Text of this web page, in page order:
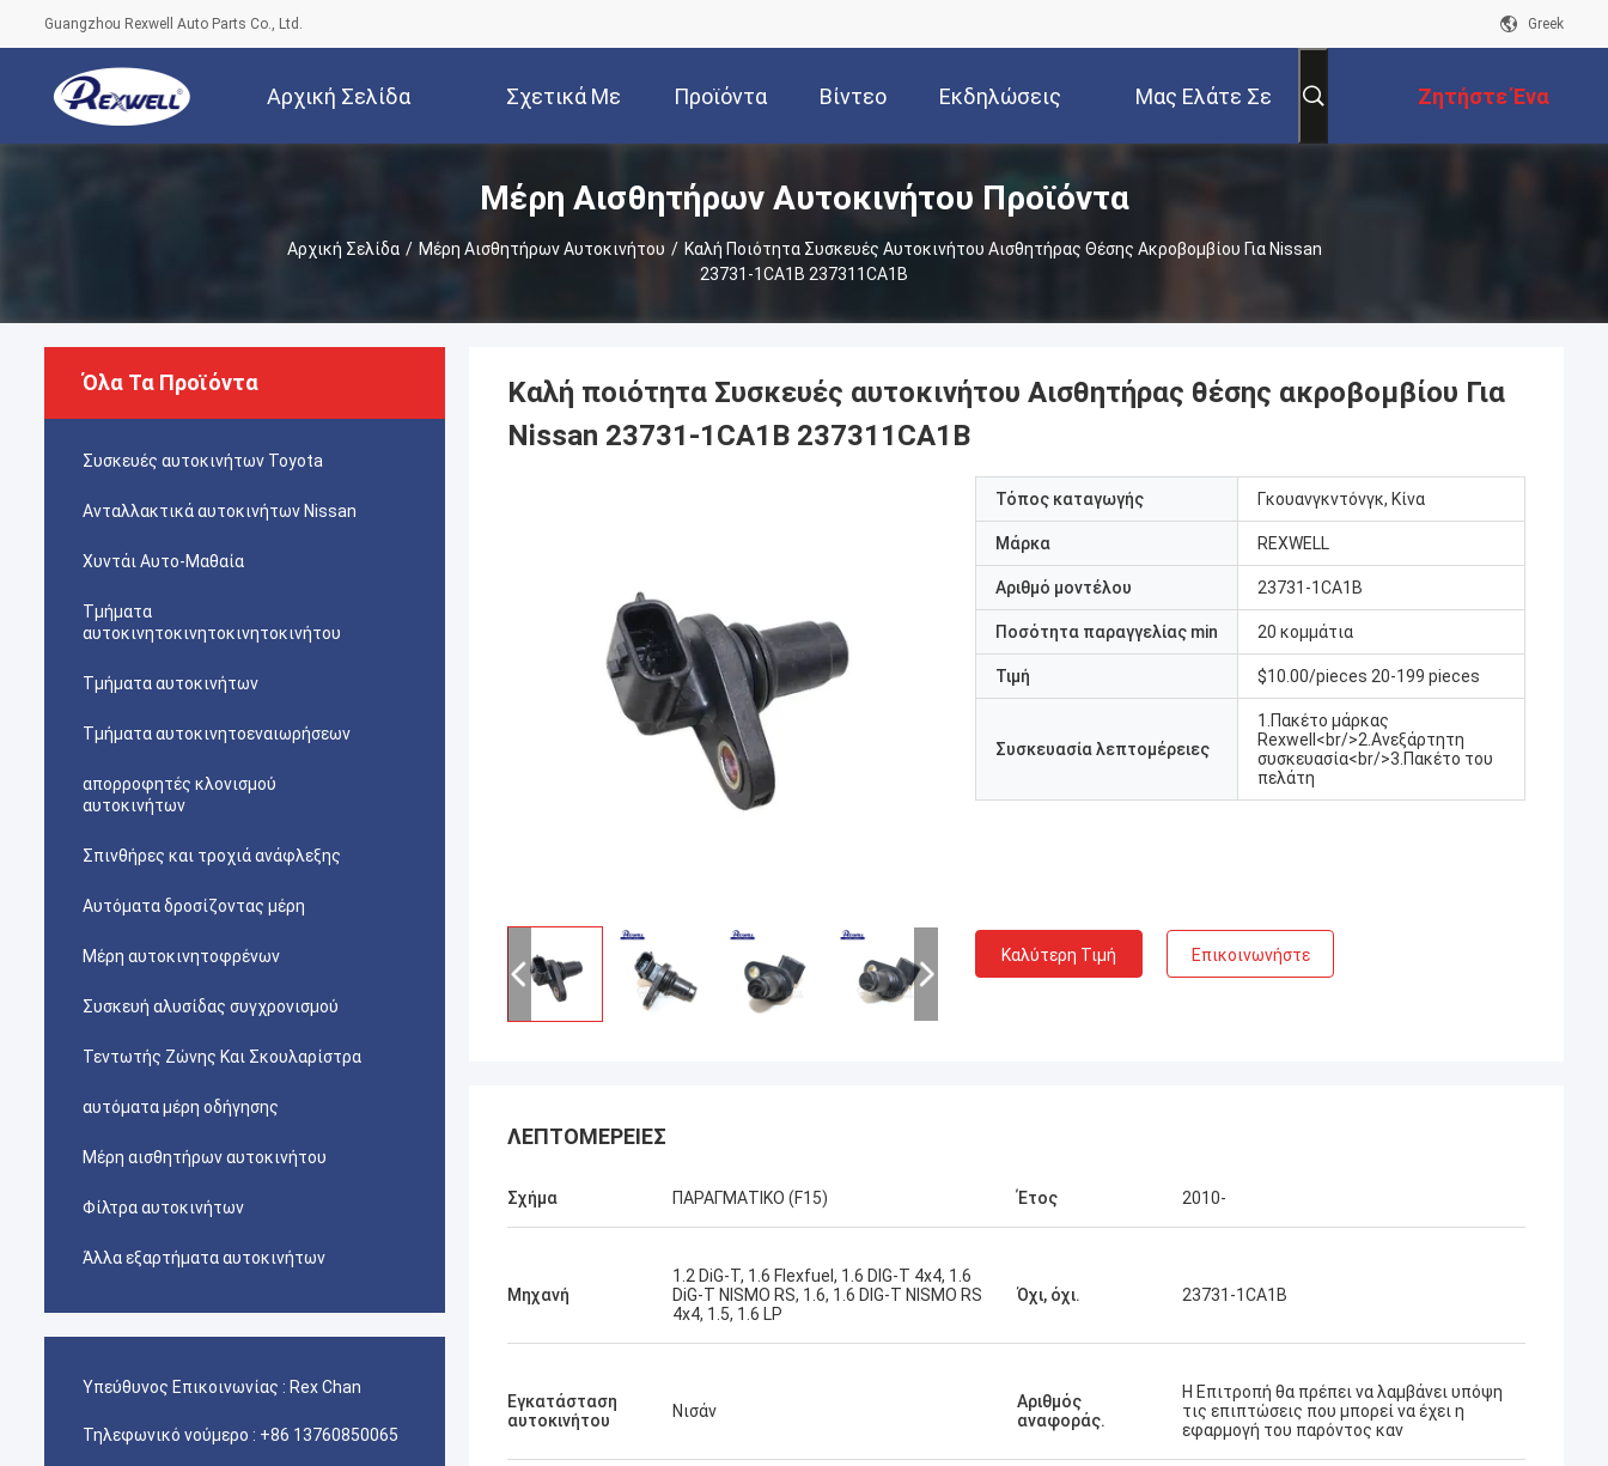
Guangzhou Rexwell Auto Parts Co., Ltd. Greek
Αρχική Σελίδα Σχετικά Με
Εμάς
Προϊόντα Βίντεο Εκδηλώσεις Μας Ελάτε Σε Ζητήστε Ένα
Απόσπασμα
Μέρη Αισθητήρων Αυτοκινήτου Προϊόντα
Αρχική Σελίδα / Μέρη Αισθητήρων Αυτοκινήτου / Καλή Ποιότητα Συσκευές Αυτοκινήτου Αισθητήρας Θέσης Ακροβομβίου Για Nissan
23731-1CA1B 237311CA1B
Όλα Τα Προϊόντα
Συσκευές αυτοκινήτων Toyota
Ανταλλακτικά αυτοκινήτων Nissan
Χυντάι Αυτο-Μαθαία
Τμήματα
αυτοκινητοκινητοκινητοκινήτου
Τμήματα αυτοκινήτων
Τμήματα αυτοκινητοεναιωρήσεων
απορροφητές κλονισμού
αυτοκινήτων
Σπινθήρες και τροχιά ανάφλεξης
Αυτόματα δροσίζοντας μέρη
Μέρη αυτοκινητοφρένων
Συσκευή αλυσίδας συγχρονισμού
Τεντωτής Ζώνης Και Σκουλαρίστρα
αυτόματα μέρη οδήγησης
Μέρη αισθητήρων αυτοκινήτου
Φίλτρα αυτοκινήτων
Άλλα εξαρτήματα αυτοκινήτων
Υπεύθυνος Επικοινωνίας : Rex Chan
Τηλεφωνικό νούμερο : +86 13760850065
Καλή ποιότητα Συσκευές αυτοκινήτου Αισθητήρας θέσης ακροβομβίου Για
Nissan 23731-1CA1B 237311CA1B
Τόπος καταγωγής Γκουανγκντόνγκ, Κίνα
Μάρκα REXWELL
Αριθμό μοντέλου 23731-1CA1B
Ποσότητα παραγγελίας min 20 κομμάτια
Τιμή $10.00/pieces 20-199 pieces
Συσκευασία λεπτομέρειες
1.Πακέτο μάρκας
Rexwell<br/>2.Ανεξάρτητη
συσκευασία<br/>3.Πακέτο του
πελάτη
Καλύτερη Τιμή Επικοινωνήστε
ΛΕΠΤΟΜΈΡΕΙΕΣ
Σχήμα ΠΑΡΑΓΜΑΤΙΚΟ (F15) Έτος 2010-
Μηχανή
1.2 DiG-T, 1.6 Flexfuel, 1.6 DIG-T 4x4, 1.6
DiG-T NISMO RS, 1.6, 1.6 DIG-T NISMO RS
4x4, 1.5, 1.6 LP
Όχι, όχι. 23731-1CA1B
Εγκατάσταση
αυτοκινήτου
Νισάν
Αριθμός
αναφοράς.
Η Επιτροπή θα πρέπει να λαμβάνει υπόψη
τις επιπτώσεις που μπορεί να έχει η
εφαρμογή του παρόντος καν